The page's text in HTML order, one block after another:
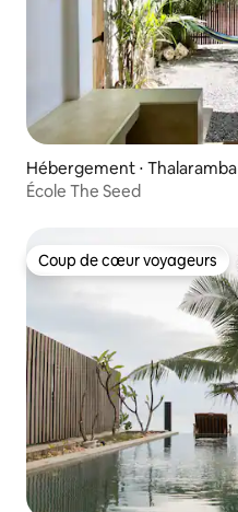
Hébergement ⋅ Thalaramba
École The Seed
Coup de cœur voyageurs
Coup de cœur voyageurs